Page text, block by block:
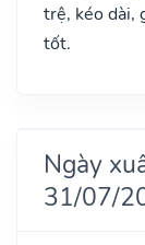
trệ, kéo dài,
tốt.
Ngày
31/07/